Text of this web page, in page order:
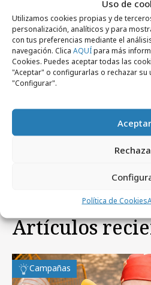
Uso de
Utilizamos cookies propias y de
personalización, analíticos y para
con tus preferencias mediante el
navegación. Clica AQUÍpara más
Cookies. Puedes aceptar todas las
"Aceptar" o configurarlas o rechazar
"Configurar".
Aceptar
Política de Cookies
viernes, 14 de julio 2023
Subway lanza su
Artículos
Campañas